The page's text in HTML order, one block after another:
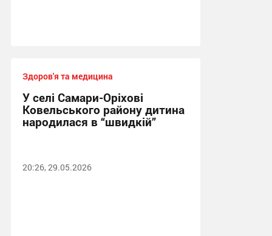
Здоров'я та медицина
У селі Самари-Оріхові
Ковельського району дитина
народилася в “швидкій”
20:26, 29.05.2026